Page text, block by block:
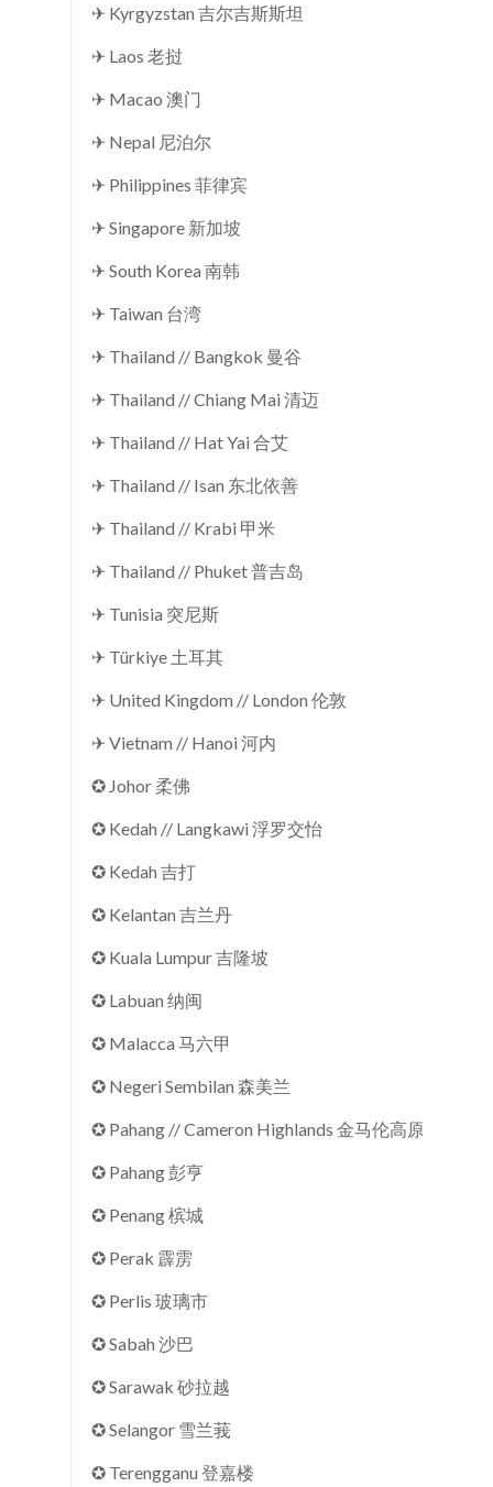
✈ Kyrgyzstan 吉尔吉斯斯坦
✈ Laos 老挝
✈ Macao 澳门
✈ Nepal 尼泊尔
✈ Philippines 菲律宾
✈ Singapore 新加坡
✈ South Korea 南韩
✈ Taiwan 台湾
✈ Thailand // Bangkok 曼谷
✈ Thailand // Chiang Mai 清迈
✈ Thailand // Hat Yai 合艾
✈ Thailand // Isan 东北依善
✈ Thailand // Krabi 甲米
✈ Thailand // Phuket 普吉岛
✈ Tunisia 突尼斯
✈ Türkiye 土耳其
✈ United Kingdom // London 伦敦
✈ Vietnam // Hanoi 河内
✪ Johor 柔佛
✪ Kedah // Langkawi 浮罗交怡
✪ Kedah 吉打
✪ Kelantan 吉兰丹
✪ Kuala Lumpur 吉隆坡
✪ Labuan 纳闽
✪ Malacca 马六甲
✪ Negeri Sembilan 森美兰
✪ Pahang // Cameron Highlands 金马伦高原
✪ Pahang 彭亨
✪ Penang 槟城
✪ Perak 霹雳
✪ Perlis 玻璃市
✪ Sabah 沙巴
✪ Sarawak 砂拉越
✪ Selangor 雪兰莪
✪ Terengganu 登嘉楼